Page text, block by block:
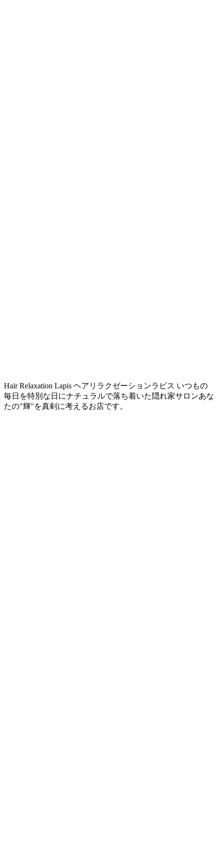
Hair Relaxation Lapis ヘアリラクゼーションラピス いつもの
毎日を特別な日にナチュラルで落ち着いた隠れ家サロンあな
たの"輝"を真剣に考えるお店です。